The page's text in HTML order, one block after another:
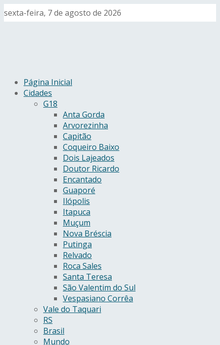
sexta-feira, 7 de agosto de 2026
Página Inicial
Cidades
G18
Anta Gorda
Arvorezinha
Capitão
Coqueiro Baixo
Dois Lajeados
Doutor Ricardo
Encantado
Guaporé
Ilópolis
Itapuca
Muçum
Nova Bréscia
Putinga
Relvado
Roca Sales
Santa Teresa
São Valentim do Sul
Vespasiano Corrêa
Vale do Taquari
RS
Brasil
Mundo